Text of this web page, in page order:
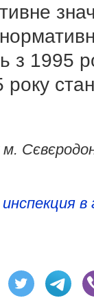
з 1995
року
в